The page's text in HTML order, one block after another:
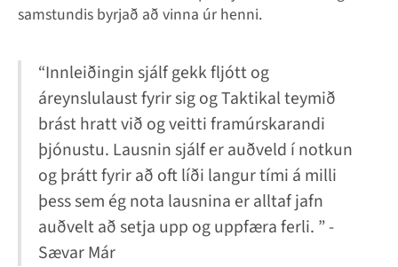
samstundis byrjað að vinna úr henni.
“Innleiðingin sjálf gekk fljótt og
áreynslulaust fyrir sig og Taktikal teymið
brást hratt við og veitti framúrskarandi
þjónustu. Lausnin sjálf er auðveld í notkun
og þrátt fyrir að oft líði langur tími á milli
þess sem ég nota lausnina er alltaf jafn
auðvelt að setja upp og uppfæra ferli. ” -
Sævar Már